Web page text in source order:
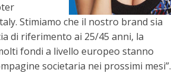
Stimiamo che il nostro brand sia
di riferimento ai 25/45 anni, la
fondi a livello europeo stanno
societaria nei prossimi mesi”.